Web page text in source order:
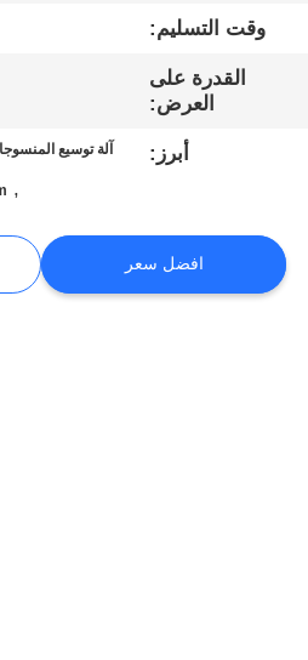
ضبط
بنا
وقت التسليم:
القدرة على
العرض:
أبرز:
,
افضل سعر